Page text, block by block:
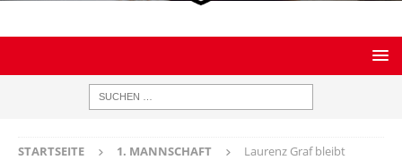
STARTSEITE 1. MANNSCHAFT
Laurenz Graf bleibt